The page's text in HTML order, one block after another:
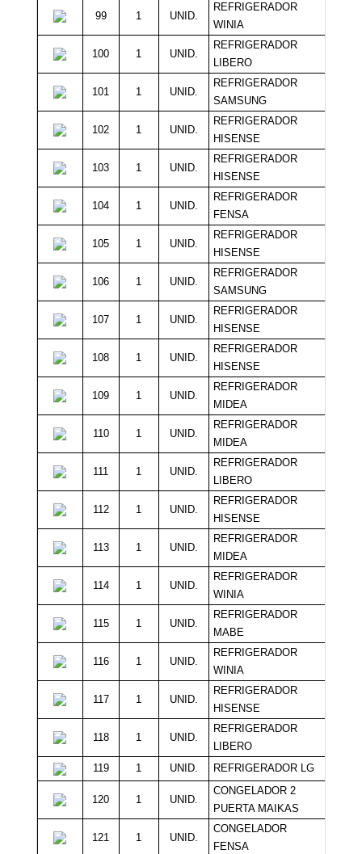
99 1 UNID.
REFRIGERADOR
WINIA
100 1 UNID.
REFRIGERADOR
LIBERO
101 1 UNID.
REFRIGERADOR
SAMSUNG
102 1 UNID.
REFRIGERADOR
HISENSE
103 1 UNID.
REFRIGERADOR
HISENSE
104 1 UNID.
REFRIGERADOR
FENSA
105 1 UNID.
REFRIGERADOR
HISENSE
106 1 UNID.
REFRIGERADOR
SAMSUNG
107 1 UNID.
REFRIGERADOR
HISENSE
108 1 UNID.
REFRIGERADOR
HISENSE
109 1 UNID.
REFRIGERADOR
MIDEA
110 1 UNID.
REFRIGERADOR
MIDEA
111 1 UNID.
REFRIGERADOR
LIBERO
112 1 UNID.
REFRIGERADOR
HISENSE
113 1 UNID.
REFRIGERADOR
MIDEA
114 1 UNID.
REFRIGERADOR
WINIA
115 1 UNID.
REFRIGERADOR
MABE
116 1 UNID.
REFRIGERADOR
WINIA
117 1 UNID.
REFRIGERADOR
HISENSE
118 1 UNID.
REFRIGERADOR
LIBERO
119 1 UNID. REFRIGERADOR LG
120 1 UNID.
CONGELADOR 2
PUERTA MAIKAS
121 1 UNID.
CONGELADOR
FENSA